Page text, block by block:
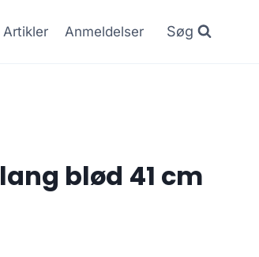
Artikler Anmeldelser Søg
blød 41 cm